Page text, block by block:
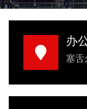
办
塞